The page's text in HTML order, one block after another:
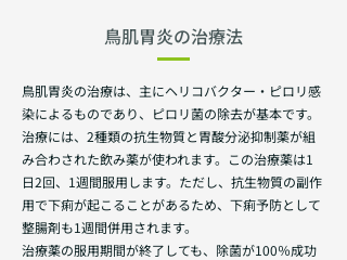
鳥肌胃炎の治療法
鳥肌胃炎の治療は、主にヘリコバクター・ピロリ感
染によるものであり、ピロリ菌の除去が基本です。
治療には、2種類の抗生物質と胃酸分泌抑制薬が組
み合わされた飲み薬が使われます。この治療薬は1
日2回、1週間服用します。ただし、抗生物質の副作
用で下痢が起こることがあるため、下痢予防として
整腸剤も1週間併用されます。
治療薬の服用期間が終了しても、除菌が100％成功